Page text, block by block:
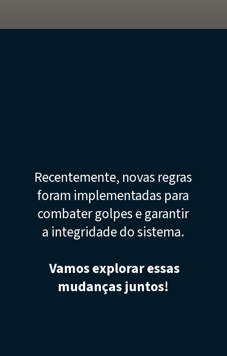
Recentemente, novas regras
foram implementadas para
combater golpes e garantir
a integridade do sistema.
Vamos explorar essas
mudanças juntos!